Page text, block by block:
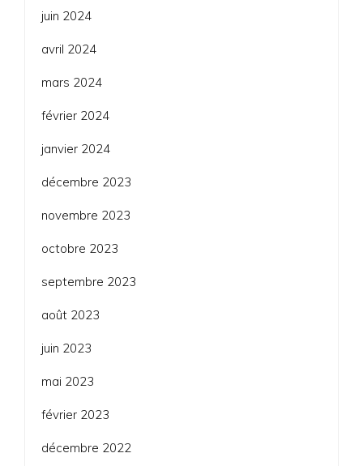
juin 2024
avril 2024
mars 2024
février 2024
janvier 2024
décembre 2023
novembre 2023
octobre 2023
septembre 2023
août 2023
juin 2023
mai 2023
février 2023
décembre 2022